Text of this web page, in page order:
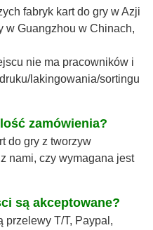
fabryk kart do gry w Azji
w Guangzhou w Chinach,
nie ma pracowników i
lakingowania/sortingu
zamówienia?
do gry z tworzyw
nami, czy wymagana jest
są akceptowane?
przelewy T/T, Paypal,